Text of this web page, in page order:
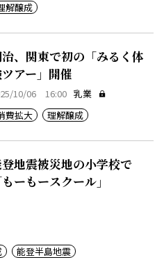
解醸成
、関東で初の「みるく体
アー」開催
10/06 16:00 乳業
費拡大
理解醸成
地震被災地の小学校で
もーもースクール」
能登半島地震